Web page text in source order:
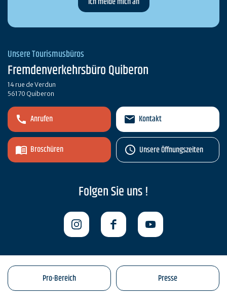
Unsere Tourismusbüros
Fremdenverkehrsbüro Quiberon
14 rue de Verdun
56170 Quiberon
Anrufen
Broschüren
Kontakt
Unsere Öffnungszeiten
Folgen Sie uns !
Pro-Bereich Presse